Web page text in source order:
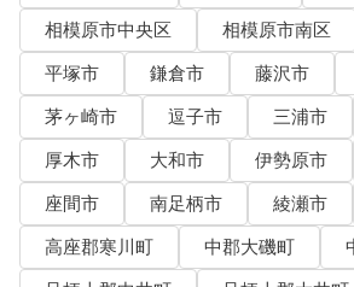
相模原市中央区
相模原市南区
平塚市
鎌倉市 藤沢市
茅ヶ崎市
逗子市 三浦市
厚木市
大和市 伊勢原市
座間市
南足柄市 綾瀬市
高座郡寒川町
中郡大磯町